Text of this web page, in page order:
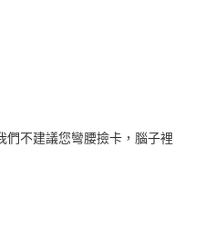
們不建議您彎腰撿卡，腦子裡